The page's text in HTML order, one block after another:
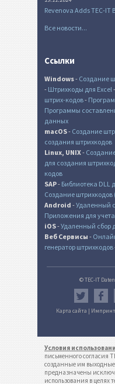
Revenova Adds TEC-IT
Все новости...
Ссылки
Windows- Создание
- Штрихкоды для Excel-
штрих-кодов-
Программы
данных
macOS- Создание
создания штрихкодов
Linux, UNIX-
для создания
кодов
SAP- Библиотека DLL
Создание штрихкодов
Android -Удаленный
Приложения для
iOS-Удаленный сбор
Веб Сервисы -
генератор штрихкодов
© TEC-IT
Карта сайта | Импринт
Условия
письменного согласия
созданные им
предназначены
использования в целях